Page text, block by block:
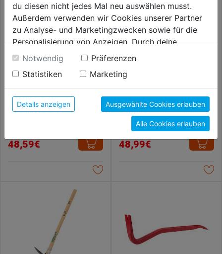
Kompakt-Bolzenschneider
48,59€
Fassschaufel geschm.
schwarz m. Eschenstiel
48,99€
du diesen nicht jedes Mal neu auswählen musst.
Außerdem verwenden wir Cookies unserer Partner
zu Analyse- und Marketingzwecken sowie für die
Personalisierung von Anzeigen. Durch deine
Einwilligung werden die Daten von Drittanbieter,
unter anderem auch in den USA, verarbeitet.
Durch Klick auf "Alle Cookies erlauben" stimmst du
der Verwendung aller Cookies zu. Unter "Details
anzeigen" findest du alle Infos zu den
unterschiedlichen Cookies, unter "Cookies
Konfigurieren" kannst du auswählen, welche Cookies
du zulassen möchtest und welche nicht.
Weitere Informationen findest du in unserer
Notwendig
Präferenzen
Statistiken
Marketing
Details anzeigen Ausgewählte Cookies erlauben
Alle Cookies erlauben